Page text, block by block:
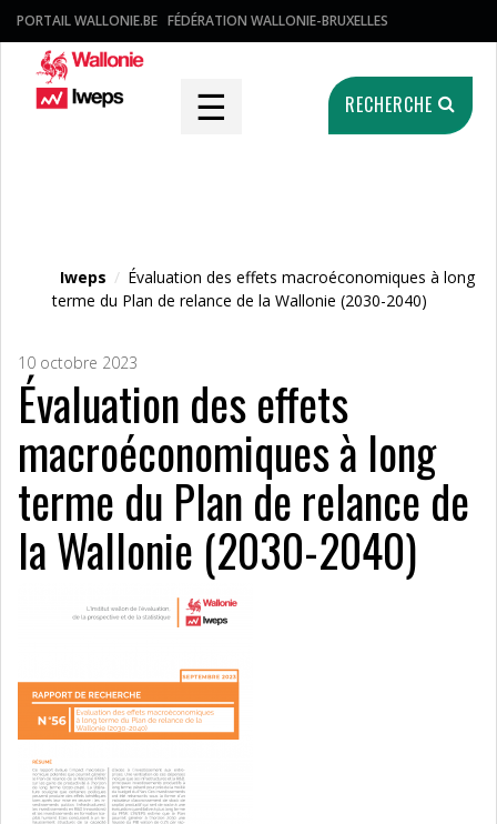
PORTAIL WALLONIE.BE FÉDÉRATION WALLONIE-BRUXELLES
☰ RECHERCHE
Iweps / Évaluation des effets macroéconomiques à long
terme du Plan de relance de la Wallonie (2030-2040)
10 octobre 2023
Évaluation des effets
macroéconomiques à long
terme du Plan de relance de
la Wallonie (2030-2040)